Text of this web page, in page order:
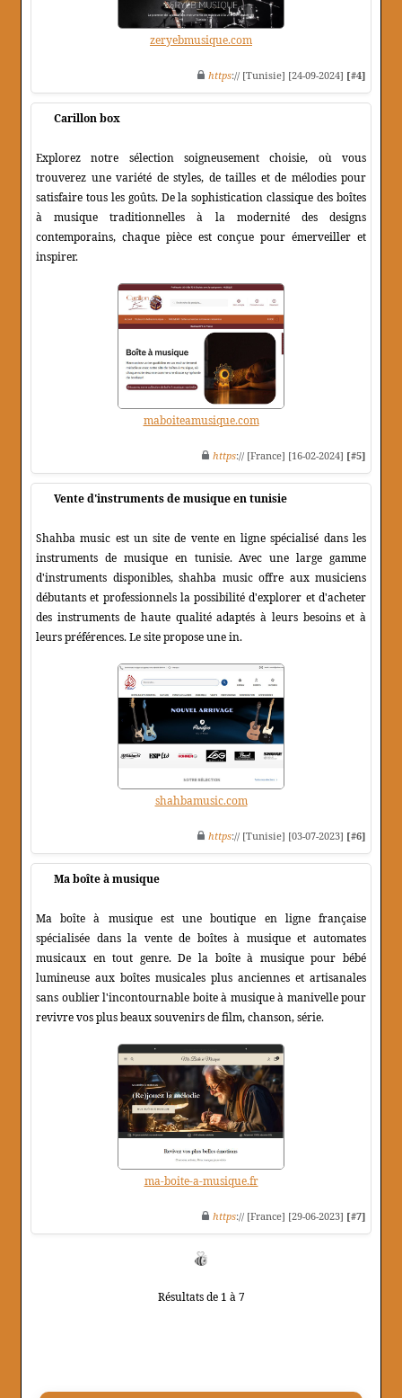
zeryebmusique.com
https:// [Tunisie] [24-09-2024] [#4]
Carillon box
Explorez notre sélection soigneusement choisie, où vous
trouverez une variété de styles, de tailles et de mélodies pour
satisfaire tous les goûts. De la sophistication classique des boîtes
à musique traditionnelles à la modernité des designs
contemporains, chaque pièce est conçue pour émerveiller et
inspirer.
maboiteamusique.com
https:// [France] [16-02-2024] [#5]
Vente d'instruments de musique en tunisie
Shahba music est un site de vente en ligne spécialisé dans les
instruments de musique en tunisie. Avec une large gamme
d'instruments disponibles, shahba music offre aux musiciens
débutants et professionnels la possibilité d'explorer et d'acheter
des instruments de haute qualité adaptés à leurs besoins et à
leurs préférences. Le site propose une in.
shahbamusic.com
https:// [Tunisie] [03-07-2023] [#6]
Ma boîte à musique
Ma boîte à musique est une boutique en ligne française
spécialisée dans la vente de boîtes à musique et automates
musicaux en tout genre. De la boîte à musique pour bébé
lumineuse aux boîtes musicales plus anciennes et artisanales
sans oublier l'incontournable boite à musique à manivelle pour
revivre vos plus beaux souvenirs de film, chanson, série.
ma-boite-a-musique.fr
https:// [France] [29-06-2023] [#7]
Résultats de 1 à 7